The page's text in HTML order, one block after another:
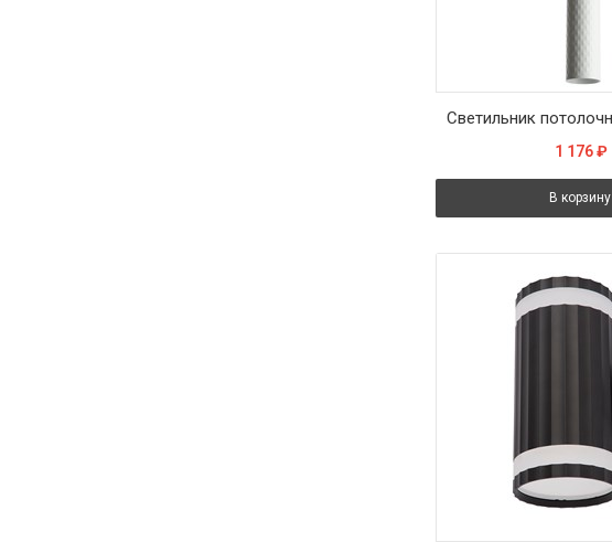
1 176 ₽
В корзину